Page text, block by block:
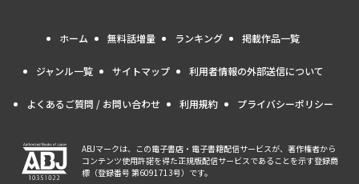
ホーム 無料話増量 ランキング 掲載作品一覧
ジャンル一覧 サイトマップ 利用者情報の外部送信について
よくあるご質問 / お問い合わせ 利用規約 プライバシーポリシー
ABJマークは、この電子書店・電子書籍配信サービスが、著作権者から
コンテンツ使用許諾を得た正規版配信サービスであることを示す登録商
標（登録番号 第6091713号）です。